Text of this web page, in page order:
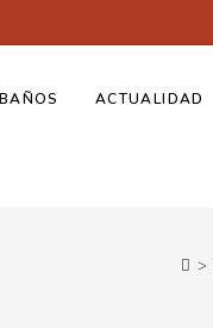
BAÑOS ACTUALIDAD
>